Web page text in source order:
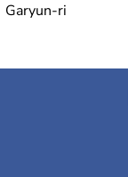
Garyun-ri